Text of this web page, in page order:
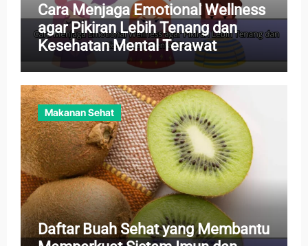
Cara Menjaga Emotional Wellness
agar Pikiran Lebih Tenang dan
Kesehatan Mental Terawat
Makanan Sehat
Daftar Buah Sehat yang Membantu